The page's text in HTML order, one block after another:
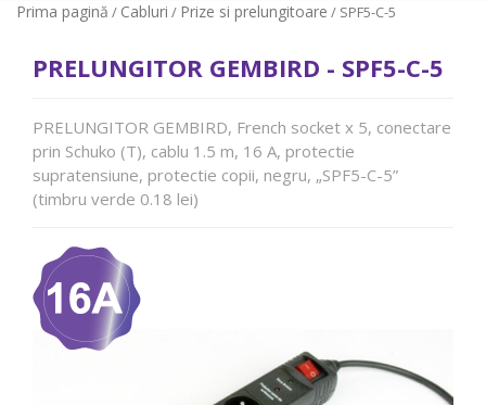
Prima pagină / Cabluri / Prize si prelungitoare / SPF5-C-5
PRELUNGITOR GEMBIRD - SPF5-C-5
PRELUNGITOR GEMBIRD, French socket x 5, conectare
prin Schuko (T), cablu 1.5 m, 16 A, protectie
supratensiune, protectie copii, negru, „SPF5-C-5”
(timbru verde 0.18 lei)